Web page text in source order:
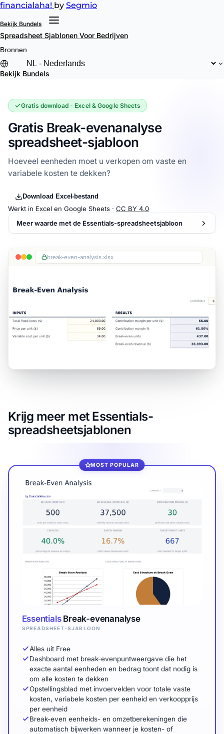
financialaha! by Segmio
Bekijk Bundels
Spreadsheet Sjablonen Voor Bedrijven
Bronnen
Bekijk Bundels
Gratis download - Excel & Google Sheets
Gratis Break-evenanalyse
spreadsheet-sjabloon
Hoeveel eenheden moet u verkopen om vaste en
variabele kosten te dekken?
Download Excel-bestand
Werkt in Excel en Google Sheets · CC BY 4.0
Meer waarde met de Essentials-spreadsheetsjabloon
break-even-analysis.xlsx
Krijg meer met Essentials-
spreadsheetsjablonen
MOST POPULAR
EssentialsBreak-evenanalyse
SPREADSHEET-SJABLOON
Alles uit Free
Dashboard met break-evenpuntweergave die het
exacte aantal eenheden en bedrag toont dat nodig is
om alle kosten te dekken
Opstellingsblad met invoervelden voor totale vaste
kosten, variabele kosten per eenheid en verkoopprijs
per eenheid
Break-even eenheids- en omzetberekeningen die
automatisch bijwerken wanneer je kosten- of